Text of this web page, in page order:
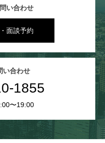
い合わせ
面談予約
い合わせ
1855
〜19:00